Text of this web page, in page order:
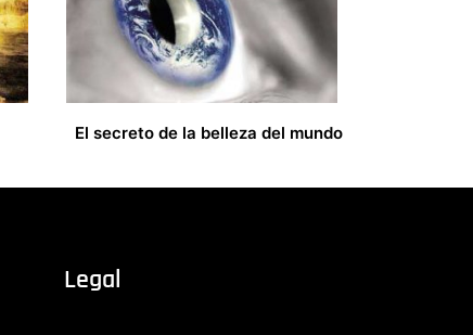
El secreto de la belleza del mundo
Legal